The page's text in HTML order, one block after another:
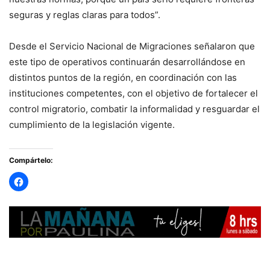
seguras y reglas claras para todos”.
Desde el Servicio Nacional de Migraciones señalaron que
este tipo de operativos continuarán desarrollándose en
distintos puntos de la región, en coordinación con las
instituciones competentes, con el objetivo de fortalecer el
control migratorio, combatir la informalidad y resguardar el
cumplimiento de la legislación vigente.
Compártelo: